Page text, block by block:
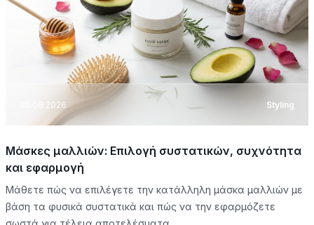
05.08.2026 Styling
Μάσκες μαλλιών: Επιλογή συστατικών, συχνότητα
και εφαρμογή
Μάθετε πώς να επιλέγετε την κατάλληλη μάσκα μαλλιών με
βάση τα φυσικά συστατικά και πώς να την εφαρμόζετε